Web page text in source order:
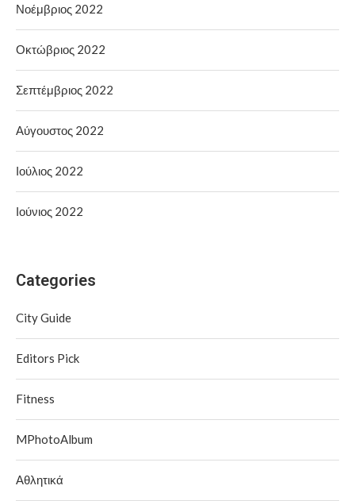
Νοέμβριος 2022
Οκτώβριος 2022
Σεπτέμβριος 2022
Αύγουστος 2022
Ιούλιος 2022
Ιούνιος 2022
Categories
City Guide
Editors Pick
Fitness
MPhotoAlbum
Αθλητικά